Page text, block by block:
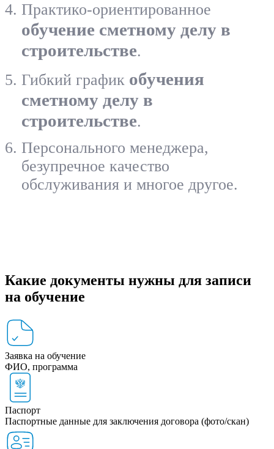
Практико-ориентированное
обучение сметному делу в
строительстве.
Гибкий график обучения
сметному делу в
строительстве.
Персонального менеджера,
безупречное качество
обслуживания и многое другое.
Какие документы нужны для записи
на обучение
Заявка на обучение
ФИО, программа
Паспорт
Паспортные данные для заключения договора (фото/скан)